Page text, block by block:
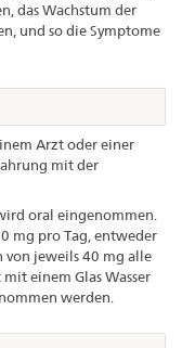
das Wachstum der
und so die Symptome
Arzt oder einer
mit der
oral eingenommen.
mg pro Tag, entweder
jeweils 40 mg alle
einem Glas Wasser
werden.